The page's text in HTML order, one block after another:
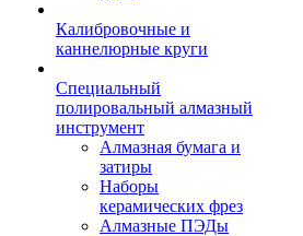
Калибровочные и
каннелюрные круги
Специальный
полировальный алмазный
инструмент
Алмазная бумага и
затиры
Наборы
керамических фрез
Алмазные ПЭДы